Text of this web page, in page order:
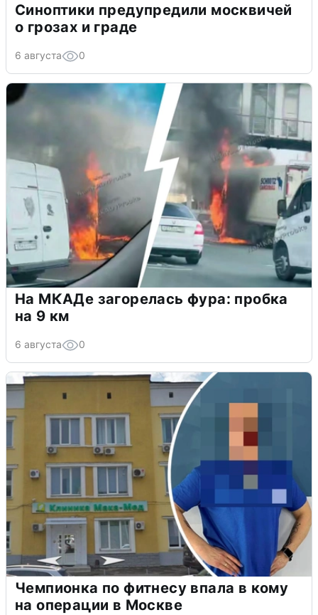
Синоптики предупредили москвичей
о грозах и граде
6 августа 0
На МКАДе загорелась фура: пробка
на 9 км
6 августа 0
Чемпионка по фитнесу впала в кому
на операции в Москве